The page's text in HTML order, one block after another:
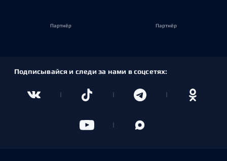
Партнёр Партнёр
Подписывайся и следи за нами в соцсетях: